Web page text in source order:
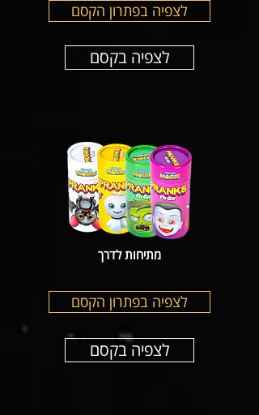
לצפיה בפתרון הקסם
לצפיה בקסם
לצפיה בפתרון הקסם
לצפיה בקסם
מתיחות לדרך